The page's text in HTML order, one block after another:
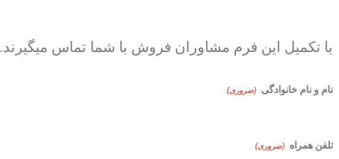
با تکمیل این فرم مشاوران فروش با شما تماس میگیرند.
نام و نام خانوادگی (ضروری)
تلفن همراه (ضروری)